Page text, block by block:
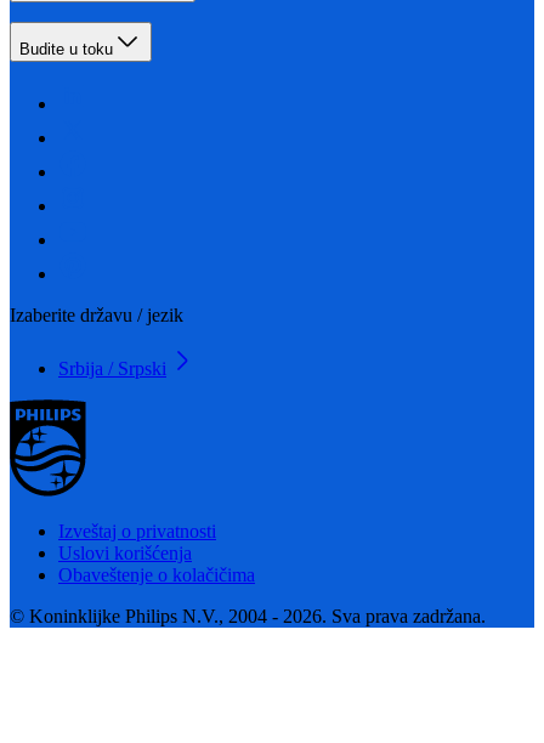
Budite u toku
Izaberite državu / jezik
Srbija / Srpski
Izveštaj o privatnosti
Uslovi korišćenja
Obaveštenje o kolačičima
© Koninklijke Philips N.V., 2004 - 2026. Sva prava zadržana.